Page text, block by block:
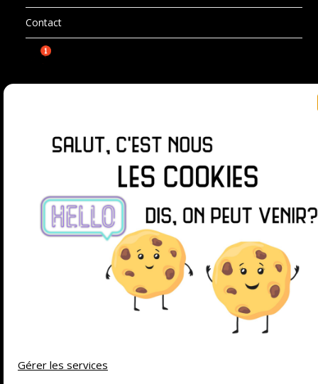
Gérer les services
Contact
SUIVEZ-MOI SUR
© 2026 La chasse aux jeux | Powered by
Minimalist
WordPress Theme